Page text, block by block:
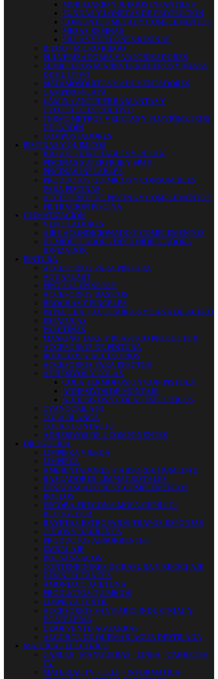
MOBILIARIO Y JUEGOS INFANTILES
FUNDAS Y LONETAS DE PROTECCIÓN
CONJUNTOS METAL Y COMPLEMENTOS
MESAS RESINAS
SILLAS Y SILLONES RESINAS
RIEGO - MICRO RIEGO
PULVERIZADORES Y VAPORIZADORES
SEMILLEROS MINIINVERNADEROS Y MESAS
DE CULTIVO
MATAMOSQUITOS Y AHUYENTADORES
CAMPING-PLAYA
LÁMINA ANTIHIERBA MANTAS Y
GEOTÉXTILES CULTIVO
TERMOMETROS VELETAS Y PLUVIÓMETROS
DE JARDÍN
COMPOSTADORES
PISCINAS Y QUIMICOS
JUEGOS - HINCHABLES Y RELAX
PISCINAS SUPERFICIE Y SPAS
PISCINAS INFLABLES
PRODUCTOS QUIMICOS Y CONSUMIBLES
PARA PISCINAS
ACCESORIOS DE PISCINA Y COMPLEMENTOS
FILTRACION PISCINA
CLIMATIZACION
VENTILADORES
AIRE ACONDICIONADO Y COMPLEMENTOS
HUMIDIFICADOR - DESUMIDIFICADOR -
IONIZADOR
PINTURA
ACCESORIOS PARA PINTURA
AGUAPLAST
PINTURA EN SPRAY
ACCESORIOS BASICOS
BROCHAS Y PINCELES
PAPEL LIJA + ACCESORIOS Y LANA DE ACERO
ESPATULAS
PALETINAS
MASKING TAKE Y PLASTICO PROTECTOR
ACCESORIOS DE PINTURA
RODILLOS Y ACCESORIOS
ACCESORIOS PARA EFECTOS
ADHESIVOS Y COLAS
COLA TERMOFUSION CON PISTOLA
ADHESIVOS DE MONTAJE
ADHESIVOS Y COLAS ESPECIFICOS
CYANOCRILATO
COLA BLANCA
COLAS CONTACTO
ADHESIVOS DE 2 COMPONENTES
DROGUERIA
LIMPIEZA VILEDA
LIMPIEZA
AMBIENTADORES Y ABSORBE HUMEDAD
RASCADORES-LIMPIACRISTALES
DESATASCADORES Y COMPLEMENTOS
ROLLOS
ESCOBA-FREGONA-MOPA-CEPILLO-
RECOGEDOR
BAYETAS-ESTROPAJOS-TRAPOS-ESPONJAS
CUBOS Y BARREÑOS
PRODUCTOS ABSORBENTES
EMBALAJE
BOLSAS-SACOS
CONTENEDORES DE BASURA Y RECICLAJE
DESINFECTANTES
AMONIACO ACETONA
PRODUCTOS QUIMICOS
LIMPIEZA TEXTIL
ACCESORIOS SANITARIO INDUSTRIAL Y
HOSTELERIA
DISOLVENTE-AGUARRAS
ALCOHOL DE QUEMAR-AGUA DESTILADA
MATERIAL ELECTRICO
CABLES - MANGUERAS - LINEA - CARRETES -
TV
MATERIAL TV - TELF - INFORMATICA